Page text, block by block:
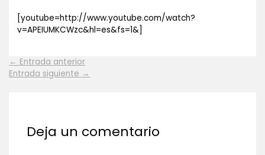
[youtube=http://www.youtube.com/watch?
v=APEIUMKCWzc&hl=es&fs=1&]
← Entrada anterior
Entrada siguiente →
Deja un comentario